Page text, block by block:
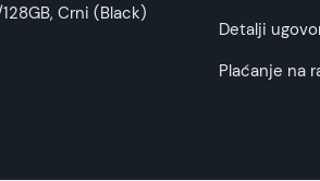
Crni (Black)
Detalji
Plaćanje na